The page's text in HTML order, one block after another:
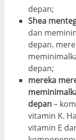
depan;
Shea
dan
depan.
depan;
mereka
depan–
vitamin K.
vitamin E